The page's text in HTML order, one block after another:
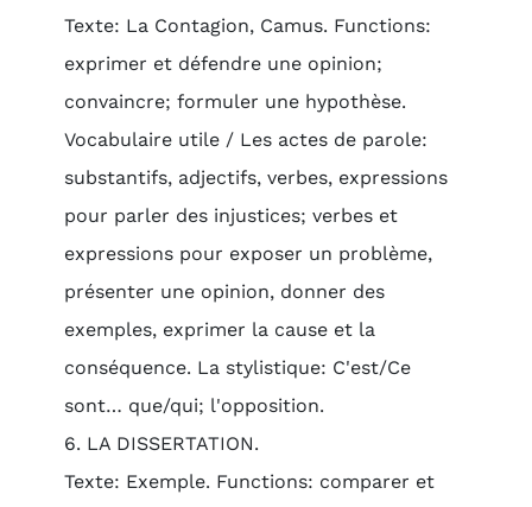
Texte: La Contagion, Camus. Functions:
exprimer et défendre une opinion;
convaincre; formuler une hypothèse.
Vocabulaire utile / Les actes de parole:
substantifs, adjectifs, verbes, expressions
pour parler des injustices; verbes et
expressions pour exposer un problème,
présenter une opinion, donner des
exemples, exprimer la cause et la
conséquence. La stylistique: C'est/Ce
sont… que/qui; l'opposition.
6. LA DISSERTATION.
Texte: Exemple. Functions: comparer et